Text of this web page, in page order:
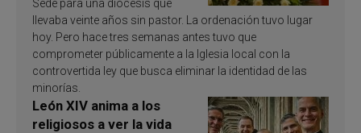
Sede para una diócesis que
llevaba veinte años sin pastor. La ordenación tuvo lugar
hoy. Pero hace tres semanas antes tuvo que
comprometer públicamente a la Iglesia local con la
controvertida ley que busca eliminar la identidad de las
minorías.
León XIV anima a los
religiosos a ver la vida